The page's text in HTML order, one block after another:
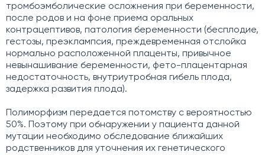
тромбоэмболические осложнения при беременности,
после родов и на фоне приема оральных
контрацептивов, патология беременности (бесплодие,
гестозы, преэклампсия, преждевременная отслойка
нормально расположенной плаценты, привычное
невынашивание беременности, фето-плацентарная
недостаточность, внутриутробная гибель плода,
задержка развития плода).
Полиморфизм передается потомству с вероятностью
50%. Поэтому при обнаружении у пациента данной
мутации необходимо обследование ближайших
родственников для уточнения их генетического